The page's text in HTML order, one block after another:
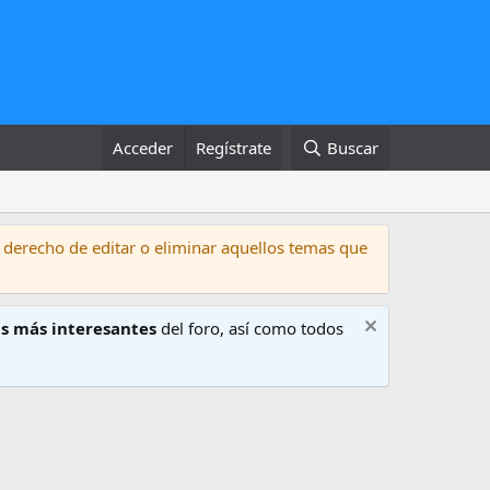
Acceder Regístrate Buscar
de editar o eliminar aquellos temas que
más interesantes del foro, así como todos